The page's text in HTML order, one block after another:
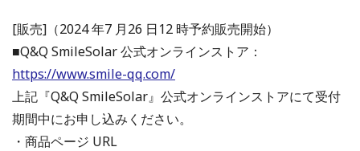
[販売]（2024 年7 ⽉26 ⽇12 時予約販売開始）
■Q&Q SmileSolar 公式オンラインストア：
https://www.smile-qq.com/
上記『Q&Q SmileSolar』公式オンラインストアにて受付
期間中にお申し込みください。
・商品ページ URL